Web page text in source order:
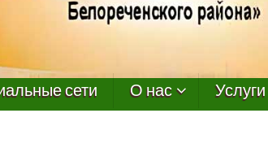
сети О нас Услуги